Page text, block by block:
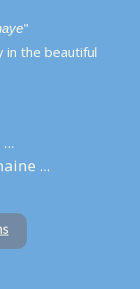
"
in the beautiful
...